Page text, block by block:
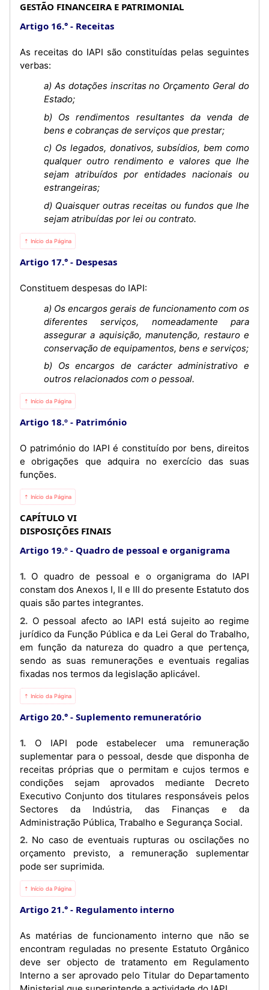
GESTÃO FINANCEIRA E PATRIMONIAL
Artigo 16.°
Receitas
As receitas do IAPI são constituídas pelas seguintes
verbas:
a) As dotações inscritas no Orçamento Geral do
Estado;
b) Os rendimentos resultantes da venda de
bens e cobranças de serviços que prestar;
c) Os legados, donativos, subsídios, bem como
qualquer outro rendimento e valores que lhe
sejam atribuídos por entidades nacionais ou
estrangeiras;
d) Quaisquer outras receitas ou fundos que lhe
sejam atribuídas por lei ou contrato.
⇡ Início da Página
Artigo 17.° Despesas
Constituem despesas do IAPI:
a) Os encargos gerais de funcionamento com os
diferentes serviços, nomeadamente para
assegurar a aquisição, manutenção, restauro e
conservação de equipamentos, bens e serviços;
b) Os encargos de carácter administrativo e
outros relacionados com o pessoal.
⇡ Início da Página
Artigo 18.º Património
O património do IAPI é constituído por bens, direitos
e obrigações que adquira no exercício das suas
funções.
⇡ Início da Página
CAPÍTULO VI
DISPOSIÇÕES FINAIS
Artigo 19.º
Quadro de pessoal e organigrama
1. O quadro de pessoal e o organigrama do IAPI
constam dos Anexos I, II e III do presente Estatuto dos
quais são partes integrantes.
2. O pessoal afecto ao IAPI está sujeito ao regime
jurídico da Função Pública e da Lei Geral do Trabalho,
em função da natureza do quadro a que pertença,
sendo as suas remunerações e eventuais regalias
fixadas nos termos da legislação aplicável.
⇡ Início da Página
Artigo 20.° Suplemento remuneratório
1. O IAPI pode estabelecer uma remuneração
suplementar para o pessoal, desde que disponha de
receitas próprias que o permitam e cujos termos e
condições sejam aprovados mediante Decreto
Executivo Conjunto dos titulares responsáveis pelos
Sectores da Indústria, das Finanças e da
Administração Pública, Trabalho e Segurança Social.
2. No caso de eventuais rupturas ou oscilações no
orçamento previsto, a remuneração suplementar
pode ser suprimida.
⇡ Início da Página
Artigo 21.° Regulamento interno
As matérias de funcionamento interno que não se
encontram reguladas no presente Estatuto Orgânico
deve ser objecto de tratamento em Regulamento
Interno a ser aprovado pelo Titular do Departamento